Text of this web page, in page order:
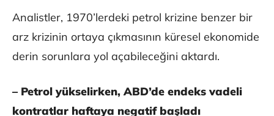
Analistler, 1970’lerdeki petrol krizine benzer bir
arz krizinin ortaya çıkmasının küresel ekonomide
derin sorunlara yol açabileceğini aktardı.
– Petrol yükselirken, ABD’de endeks vadeli
kontratlar haftaya negatif başladı